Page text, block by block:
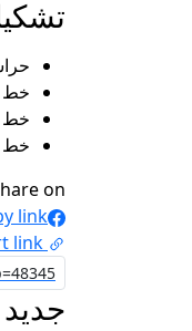
خط
خط
خط
on ...
link
link
جديد